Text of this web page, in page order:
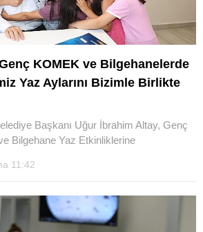
KOMEK ve Bilgehanelerde
Yaz Aylarını Bizimle Birlikte
Başkanı Uğur İbrahim Altay, Genç
Bilgehane Yaz Etkinliklerine
11:42